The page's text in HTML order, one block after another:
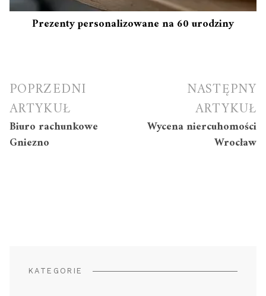
Prezenty personalizowane na 60 urodziny
Nawigacja
wpisu
POPRZEDNI
ARTYKUŁ
Biuro rachunkowe
Gniezno
NASTĘPNY
ARTYKUŁ
Wycena niercuhomości
Wrocław
KATEGORIE